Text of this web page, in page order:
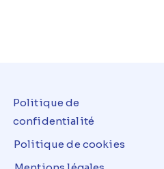
Politique de
confidentialité
Politique de cookies